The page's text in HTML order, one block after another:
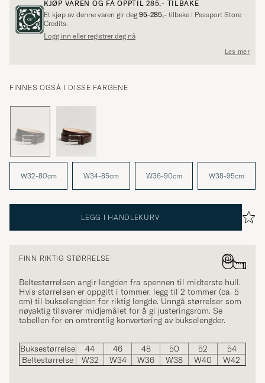
KJØP VAREN OG FÅ OPPTIL285,- TILBAKE
Et kjøp av denne varen gir deg 95-285,- tilbake i Passport Store
Credits.
Logg inn eller registrer deg nå
Les mer
FINNES OGSÅ I DISSE FARGENE
W32-80cm W34-85cm W36-90cm W38-95cm
LEGG I HANDLEKURV
FINN RIKTIG STØRRELSE
Beltestørrelsen angir lengden fra spennen til midterste hull.
Hvis størrelsen er oppgitt i tommer, legg til 2 tommer (ca. 5
cm) til bukselengden for riktig lengde. Unngå størrelser som
nøyaktig tilsvarer midjemålet for å gi justeringsrom. Se
tabellen for en omtrentlig konvertering av bukselengder.
Buksestørrelse 44 46 48 50 52
54
Beltestørrelse
W32 W34 W36 W38 W40 W42